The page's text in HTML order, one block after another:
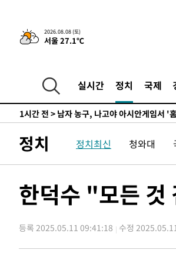
2026.08.08 (토)
서울 27.1℃
실시간 정치 국제
-9171초 전 >온열질환 사망자 3명 늘어…누적
-3116초 전 >강릉에 시간당 81.4㎜ 물폭탄…
51분 전 >선재도서 해루질 나섰다 실종 60대,
남자 농구, 나고야 아시안게임서 '
1시간 전 > 여수 오동도 해상서 모터보트 전복
날씨]
3시간 전 >
축구협회 "압수수색·성접대 논란
3시간 전 >[속보]'압수수색·성접대 논란' 축
9시간 전 >[속보]뉴욕증시 상승 마감…S&P
-18712초 전 >[속보]與최고위원 제주·인천
-18665초 전 >[속보]김민석, 與 전대 당원투
정치 정치최신 청와대
한덕수 "모든
등록 2025.05.11 09:41:18 수정